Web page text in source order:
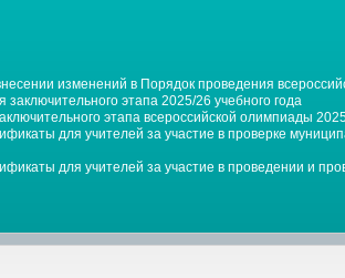
изменений в Порядок проведения
этапа 2025/26 учебного года
этапа всероссийской олимпиады
для учителей за участие в проверке
для учителей за участие в проведении и